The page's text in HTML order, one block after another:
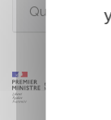
Questions ?